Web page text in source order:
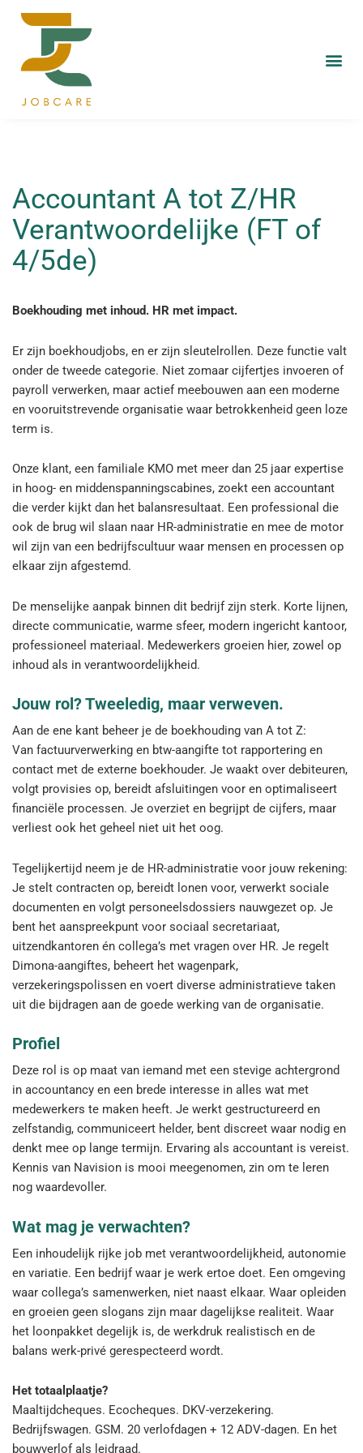
Accountant A tot Z/HR
Verantwoordelijke (FT of
4/5de)
Boekhouding met inhoud. HR met impact.
Er zijn boekhoudjobs, en er zijn sleutelrollen. Deze functie valt
onder de tweede categorie. Niet zomaar cijfertjes invoeren of
payroll verwerken, maar actief meebouwen aan een moderne
en vooruitstrevende organisatie waar betrokkenheid geen loze
term is.
Onze klant, een familiale KMO met meer dan 25 jaar expertise
in hoog- en middenspanningscabines, zoekt een accountant
die verder kijkt dan het balansresultaat. Een professional die
ook de brug wil slaan naar HR-administratie en mee de motor
wil zijn van een bedrijfscultuur waar mensen en processen op
elkaar zijn afgestemd.
De menselijke aanpak binnen dit bedrijf zijn sterk. Korte lijnen,
directe communicatie, warme sfeer, modern ingericht kantoor,
professioneel materiaal. Medewerkers groeien hier, zowel op
inhoud als in verantwoordelijkheid.
Jouw rol? Tweeledig, maar verweven.
Aan de ene kant beheer je de boekhouding van A tot Z:
Van factuurverwerking en btw-aangifte tot rapportering en
contact met de externe boekhouder. Je waakt over debiteuren,
volgt provisies op, bereidt afsluitingen voor en optimaliseert
financiële processen. Je overziet en begrijpt de cijfers, maar
verliest ook het geheel niet uit het oog.
Tegelijkertijd neem je de HR-administratie voor jouw rekening:
Je stelt contracten op, bereidt lonen voor, verwerkt sociale
documenten en volgt personeelsdossiers nauwgezet op. Je
bent het aanspreekpunt voor sociaal secretariaat,
uitzendkantoren én collega’s met vragen over HR. Je regelt
Dimona-aangiftes, beheert het wagenpark,
verzekeringspolissen en voert diverse administratieve taken
uit die bijdragen aan de goede werking van de organisatie.
Profiel
Deze rol is op maat van iemand met een stevige achtergrond
in accountancy en een brede interesse in alles wat met
medewerkers te maken heeft. Je werkt gestructureerd en
zelfstandig, communiceert helder, bent discreet waar nodig en
denkt mee op lange termijn. Ervaring als accountant is vereist.
Kennis van Navision is mooi meegenomen, zin om te leren
nog waardevoller.
Wat mag je verwachten?
Een inhoudelijk rijke job met verantwoordelijkheid, autonomie
en variatie. Een bedrijf waar je werk ertoe doet. Een omgeving
waar collega’s samenwerken, niet naast elkaar. Waar opleiden
en groeien geen slogans zijn maar dagelijkse realiteit. Waar
het loonpakket degelijk is, de werkdruk realistisch en de
balans werk-privé gerespecteerd wordt.
Het totaalplaatje?
Maaltijdcheques. Ecocheques. DKV-verzekering.
Bedrijfswagen. GSM. 20 verlofdagen + 12 ADV-dagen. En het
bouwverlof als leidraad.